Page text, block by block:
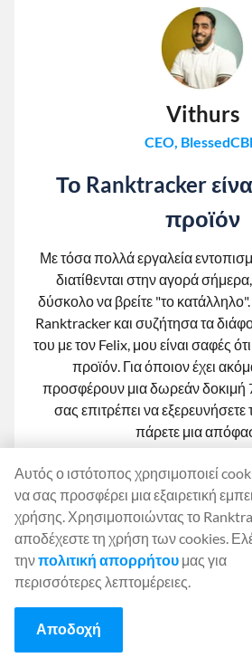
1 2 3 4 5 6 7 8 9
Vithurs
CEO,
Το Ranktracker
προϊόν
Με τόσα πολλά εργαλεία
διατίθενται στην αγορά
δύσκολο να βρείτε "το
Ranktracker και συζήτησα τα
του με τον Felix, μου είναι σαφές
προϊόν. Για όποιον έχει
προσφέρουν μια δωρεάν δοκιμή
σας επιτρέπει να εξερευνήσετε
πάρετε μια
Το Ranktracker
marketers
Αυτός ο ιστότοπος χρησιμοποιεί
να σας προσφέρει μια εξαιρετική
χρήσης. Χρησιμοποιώντας το
αποδέχεστε τη χρήση των cookies.
τηνπολιτική απορρήτου μας για
περισσότερες λεπτομέρειες.
Αποδοχή